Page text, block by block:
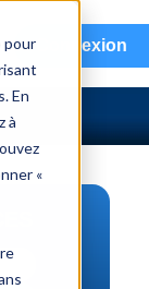
pour
En
à
«
Connexion